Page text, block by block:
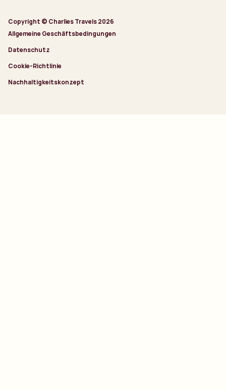
Copyright © Charlies Travels 2026
Allgemeine Geschäftsbedingungen
Datenschutz
Cookie-Richtlinie
Nachhaltigkeitskonzept